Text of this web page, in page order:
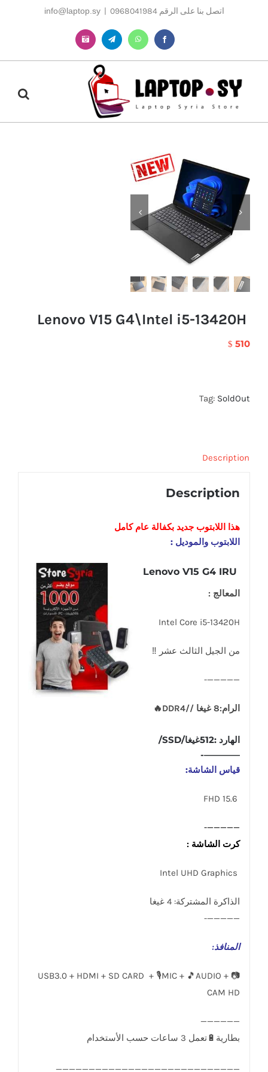
اتصل بنا على الرقم 0968041984 |
info@laptop.sy
Facebook
WhatsApp
Telegram
Instagram
$ 510
Tag: SoldOut
Description
Description
هذا اللابتوب جديد بكفالة عام كامل
اللابتوب والموديل :
المعالج :
Intel Core i5-13420H
من الجيل الثالث عشر ‼
—————-
الرام:8 غيغا //DDR4🔥
الهارد :512غيغا/SSD/
————-
قياس الشاشة:
—————-
كرت الشاشة :
الذاكرة المشتركة: 4 غيغا
—————-
المنافذ:
USB3.0 + HDMI + SD CARD + 🎙️MIC + 🎵AUDIO + 📷
CAM HD
____________________________